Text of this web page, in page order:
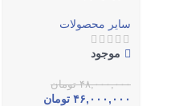
سایر محصولات
موجود
۴۸,۰۰۰,۰۰۰ تومان
۴۶,۰۰۰,۰۰۰ تومان